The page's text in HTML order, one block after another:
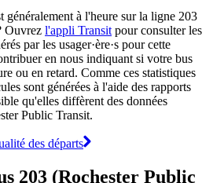
généralement à l'heure sur la ligne 203
Ouvrez l'appli Transit pour consulter les
par les usager·ère·s pour cette
en nous indiquant si votre bus
ou en retard. Comme ces statistiques
sont générées à l'aide des rapports
qu'elles diffèrent des données
Public Transit.
des départs
203 (Rochester Public